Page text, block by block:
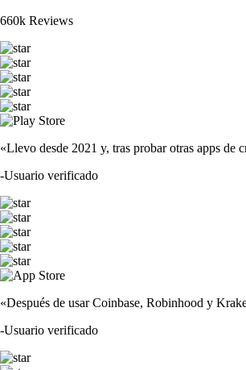
660k Reviews
«Llevo desde 2021 y, tras probar otras apps de
-Usuario verificado
«Después de usar Coinbase, Robinhood y
-Usuario verificado